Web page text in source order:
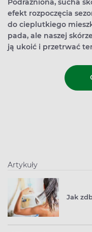
Podrażniona, sucha
efekt rozpoczęcia
do cieplutkiego
pada, ale naszej
ją ukoić i przetrwać
Artykuły
Jak